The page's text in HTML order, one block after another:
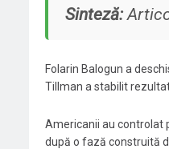
Sinteză:
Folarin Balogun a
Tillman a stabilit
Americanii au controlat
după o fază construită